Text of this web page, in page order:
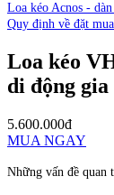
Loa kéo Acnos -
Quy định về đặt
Loa kéo
di động
5.600.000đ
MUA NGAY
Những vấn đề quan